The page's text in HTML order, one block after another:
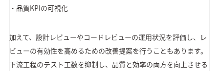
・品質KPIの可視化
加えて、設計レビューやコードレビューの運用状況を評価し、レ
ビューの有効性を高めるための改善提案を行うこともあります。
下流工程のテスト工数を抑制し、品質と効率の両方を向上させる